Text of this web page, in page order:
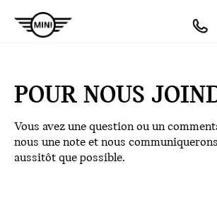
POUR NOUS
Vous avez une question ou un
nous une note et nous
aussitôt que possible.